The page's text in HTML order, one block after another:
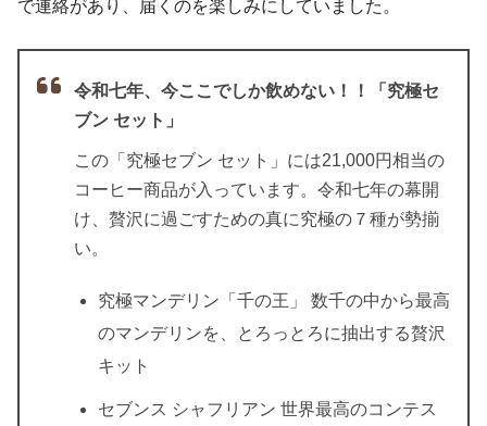
で連絡があり、届くのを楽しみにしていました。
令和七年、今ここでしか飲めない！！「究極セ
ブン セット」
この「究極セブン セット」には21,000円相当の
コーヒー商品が入っています。令和七年の幕開
け、贅沢に過ごすための真に究極の７種が勢揃
い。
究極マンデリン「千の王」 数千の中から最高
のマンデリンを、とろっとろに抽出する贅沢
キット
セブンス シャフリアン 世界最高のコンテス